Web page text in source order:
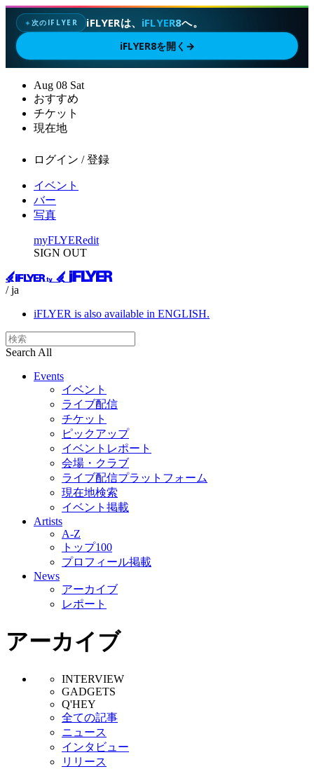
✦次のIFLYER iFLYERは、 iFLYER8へ。
iFLYER8を開く →
Aug 08 Sat
おすすめ
チケット
現在地
ログイン / 登録
イベント
バー
写真
myFLYERedit
SIGN OUT
/ ja
iFLYER is also available in ENGLISH.
Search All
Events
イベント
ライブ配信
チケット
ピックアップ
イベントレポート
会場・クラブ
ライブ配信プラットフォーム
現在地検索
イベント掲載
Artists
A-Z
トップ100
プロフィール掲載
News
アーカイブ
レポート
アーカイブ
INTERVIEW
GADGETS
Q'HEY
全ての記事
ニュース
インタビュー
リリース